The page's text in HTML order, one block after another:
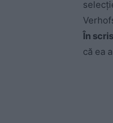
În
că ea